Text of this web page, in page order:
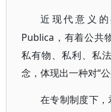
近现代意义
Publica，有着公共
私有物、私利、私
念，体现出一种对“公
在专制制度下，